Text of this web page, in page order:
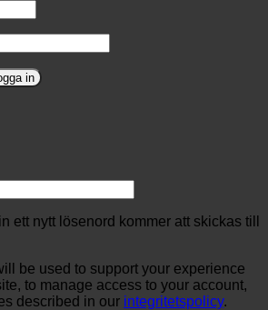
in
ett nytt lösenord kommer att skickas till
be used to support your experience
to manage access to your account,
described in our integritetspolicy.